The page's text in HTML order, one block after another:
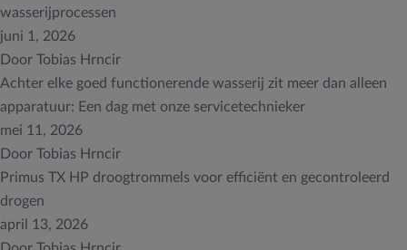
wasserijprocessen
juni 1, 2026
Door Tobias Hrncir
Achter elke goed functionerende wasserij zit meer dan alleen
apparatuur: Een dag met onze servicetechnieker
mei 11, 2026
Door Tobias Hrncir
Primus TX HP droogtrommels voor efficiënt en gecontroleerd
drogen
april 13, 2026